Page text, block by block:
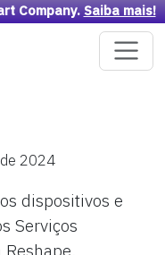
Company.Saiba mais!
2024
dispositivos e
Serviços